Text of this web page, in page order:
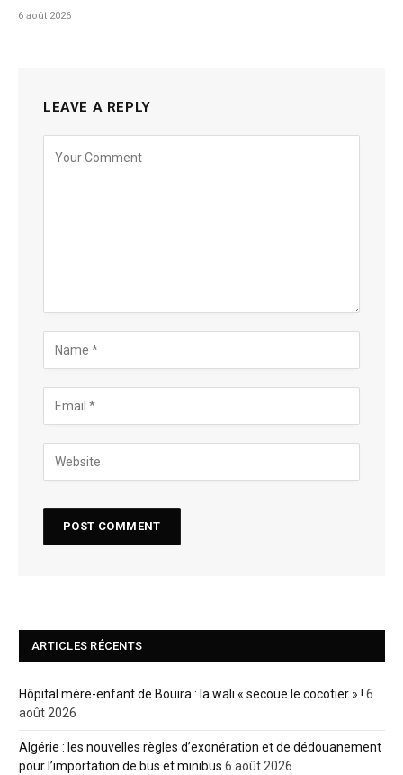
6 août 2026
LEAVE A REPLY
ARTICLES RÉCENTS
Hôpital mère-enfant de Bouira : la wali « secoue le cocotier » ! 6
août 2026
Algérie : les nouvelles règles d’exonération et de dédouanement
pour l’importation de bus et minibus 6 août 2026